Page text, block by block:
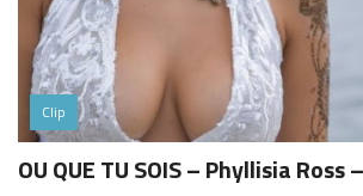
Clip
OU QUE TU SOIS – Phyllisia Ross